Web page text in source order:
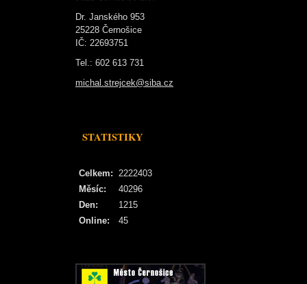
Dr. Janského 953
25228 Černošice
IČ: 22693751
Tel.: 602 613 731
michal.strejcek@siba.cz
STATISTIKY
Online: 45
Celkem: 2222403
Měsíc:
40296
Den:
1215